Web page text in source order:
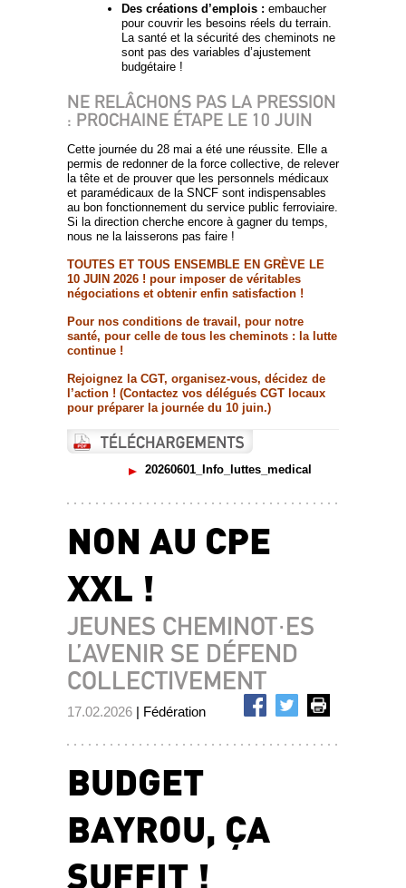
Des créations d’emplois : embaucher
pour couvrir les besoins réels du terrain.
La santé et la sécurité des cheminots ne
sont pas des variables d’ajustement
budgétaire !
NE RELÂCHONS PAS LA PRESSION
: PROCHAINE ÉTAPE LE 10 JUIN
Cette journée du 28 mai a été une réussite. Elle a
permis de redonner de la force collective, de relever
la tête et de prouver que les personnels médicaux
et paramédicaux de la SNCF sont indispensables
au bon fonctionnement du service public ferroviaire.
Si la direction cherche encore à gagner du temps,
nous ne la laisserons pas faire !
TOUTES ET TOUS ENSEMBLE EN GRÈVE LE
10 JUIN 2026 ! pour imposer de véritables
négociations et obtenir enfin satisfaction !
Pour nos conditions de travail, pour notre
santé, pour celle de tous les cheminots : la lutte
continue !
Rejoignez la CGT, organisez-vous, décidez de
l’action ! (Contactez vos délégués CGT locaux
pour préparer la journée du 10 juin.)
20260601_Info_luttes_medical
NON AU CPE
XXL !
JEUNES CHEMINOT·ES
L’AVENIR SE DÉFEND
COLLECTIVEMENT
17.02.2026 | Fédération
BUDGET
BAYROU, ÇA
SUFFIT !